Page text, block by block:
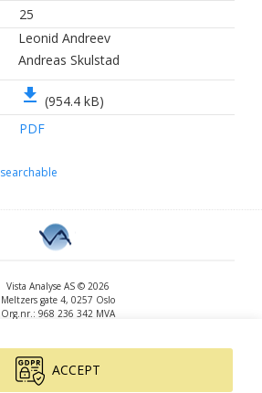
25
Leonid Andreev
Andreas Skulstad
file_download (954.4 kB)
PDF
searchable
Vista Analyse AS © 2026
Meltzers gate 4, 0257 Oslo
Org.nr.: 968 236 342 MVA
www.vista-analyse.no
By
Peter Ribe
ACCEPT